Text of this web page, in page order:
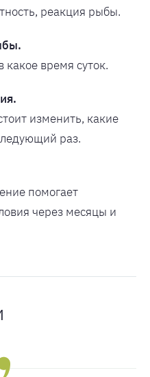
реакция рыбы.
какое время суток.
изменить, какие
раз.
помогает
через месяцы и